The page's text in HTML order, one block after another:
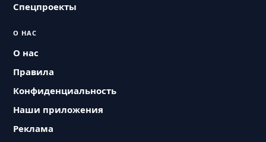
Спецпроекты
О НАС
О нас
Правила
Конфиденциальность
Наши приложения
Реклама